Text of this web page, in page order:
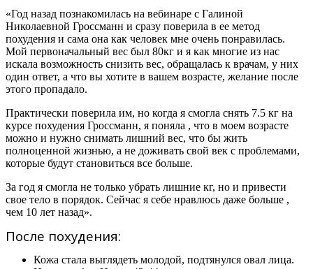
«Год назад познакомилась на вебинаре с Галиной
Николаевной Гроссманн и сразу поверила в ее метод
похудения и сама она как человек мне очень понравилась.
Мой первоначальный вес был 80кг и я как многие из нас
искала возможность снизить вес, обращалась к врачам, у них
один ответ, а что вы хотите в вашем возрасте, желание после
этого пропадало.
Практически поверила им, но когда я смогла снять 7.5 кг на
курсе похудения Гроссманн, я поняла , что в моем возрасте
можно и нужно снимать лишний вес, что бы жить
полноценной жизнью, а не доживать свой век с проблемами,
которые будут становиться все больше.
За год я смогла не только убрать лишние кг, но и привести
свое тело в порядок. Сейчас я себе нравлюсь даже больше ,
чем 10 лет назад».
После похудения:
Кожа стала выглядеть молодой, подтянулся овал лица.